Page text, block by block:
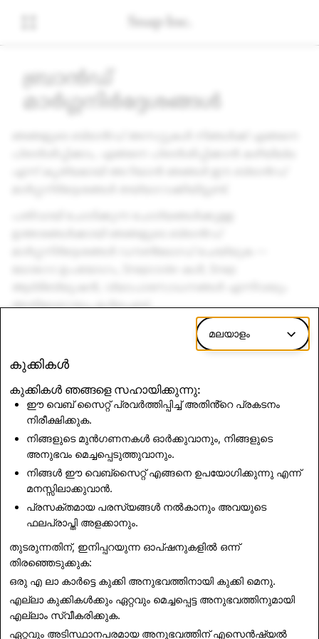
ബ്രാൻഡ്
മാർഗ്ഗനിർദ്ദേശങ്ങൾ
അതിലേറെയും ഉൾപ്പെടെ!
ഡൗൺലോഡ് ചെയ്യാൻ ലഭ്യമായ ഔദ്യോഗിക
ഗോസ്റ്റ് ലോഗോ മാത്രം ഉപയോഗിക്കുകഇവിടെ.
ഡൗൺലോഡ് ചെയ്യുക
മലയാളം
കുക്കികൾ
കുക്കികൾ ഞങ്ങളെ സഹായിക്കുന്നു:
ഈ വെബ് സൈറ്റ് പ്രവർത്തിപ്പിച്ച് അതിൻ്റെ പ്രകടനം
നിരീക്ഷിക്കുക.
നിങ്ങളുടെ മുൻഗണനകൾ ഓർക്കുവാനും, നിങ്ങളുടെ
അനുഭവം മെച്ചപ്പെടുത്തുവാനും.
നിങ്ങൾ ഈ വെബ്സൈറ്റ് എങ്ങനെ ഉപയോഗിക്കുന്നു എന്ന്
മനസ്സിലാക്കുവാൻ.
പ്രസക്തമായ പരസ്യങ്ങൾ നൽകാനും അവയുടെ
ഫലപ്രാപ്തി അളക്കാനും.
തുടരുന്നതിന്, ഇനിപ്പറയുന്ന ഓപ്ഷനുകളിൽ ഒന്ന്
തിരഞ്ഞെടുക്കുക:
ഒരു എ ലാ കാർട്ടെ കുക്കി അനുഭവത്തിനായി കുക്കി മെനു.
എല്ലാ കുക്കികൾക്കും ഏറ്റവും മെച്ചപ്പെട്ട അനുഭവത്തിനുമായി
എല്ലാം സ്വീകരിക്കുക.
ഏറ്റവും അടിസ്ഥാനപരമായ അനുഭവത്തിന്എസെൻഷ്യൽ